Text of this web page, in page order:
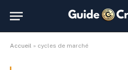
Accueil » cycles de marché